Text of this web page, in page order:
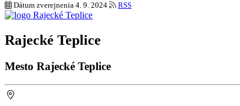
Dátum zverejnenia 4. 9. 2024 RSS
Rajecké Teplice
Mesto Rajecké Teplice